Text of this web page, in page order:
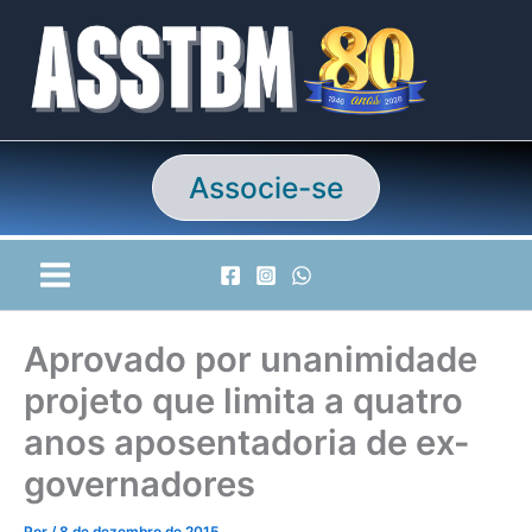
conteúdo
Associe-se
Aprovado por unanimidade
projeto que limita a quatro
anos aposentadoria de ex-
governadores